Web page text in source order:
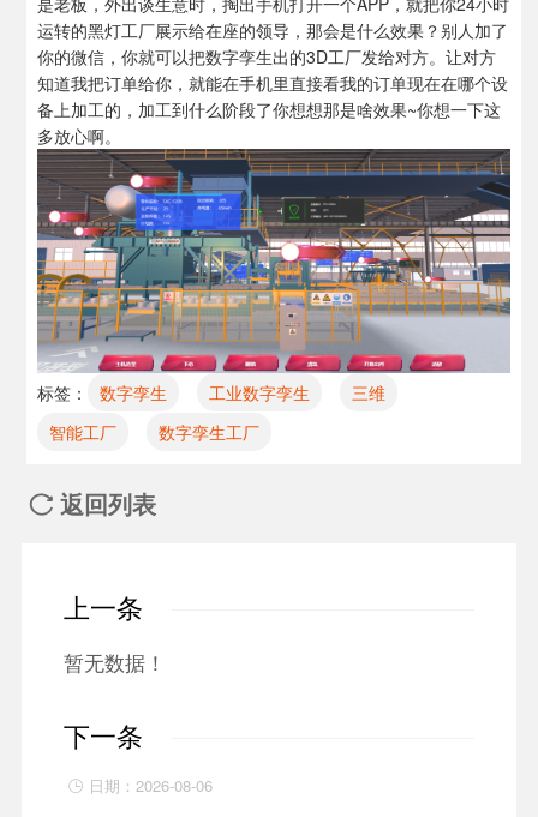
运转的黑灯工厂展示给在座的领导，那会是什么效果？别人加了
你的微信，你就可以把数字孪生出的3D工厂发给对方。让对方
知道我把订单给你，就能在手机里直接看我的订单现在在哪个设
备上加工的，加工到什么阶段了你想想那是啥效果~你想一下这
多放心啊。
标签： 数字孪生 工业数字孪生
三维
智能工厂
数字孪生工厂
 返回列表
上一条
暂无数据！
下一条
 日期：2026-08-06